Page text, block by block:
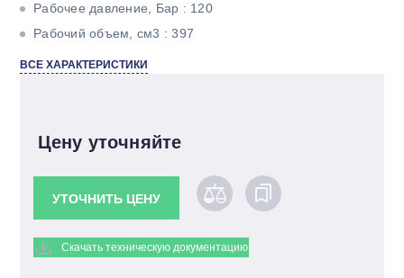
Рабочее давление, Бар : 120
Рабочий объем, см3 : 397
Максимальный крутящий момент, Н*м : 62
ВСЕ ХАРАКТЕРИСТИКИ
Цену уточняйте
УТОЧНИТЬ ЦЕНУ
Скачать техническую документацию